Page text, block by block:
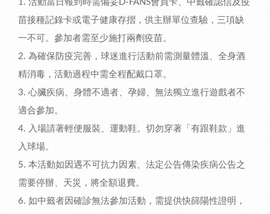
1. 活動當日報到時需備妥D-FANS會員卡、中籤確認信及疫
苗接種記錄卡或電子健康存摺，供主辦單位查驗，三項缺
一不可。參加者需至少施打兩劑疫苗。
2. 為確保防疫完善，球迷進行活動前需測量體溫、全身酒
精消毒，活動過程中需全程配戴口罩。
3. 心臟疾病、身體不適者、孕婦、無法獨立進行遊戲者不
適合參加。
4. 入場請著輕便服裝、運動鞋。切勿穿著「有跟鞋款」進
入球場。
5. 本活動如因遇不可抗力因素、法定公告傳染疾病公告之
需要停辦、天災，將全額退費。
6. 如中籤者因確診無法參加活動，需提供快篩陽性證明，